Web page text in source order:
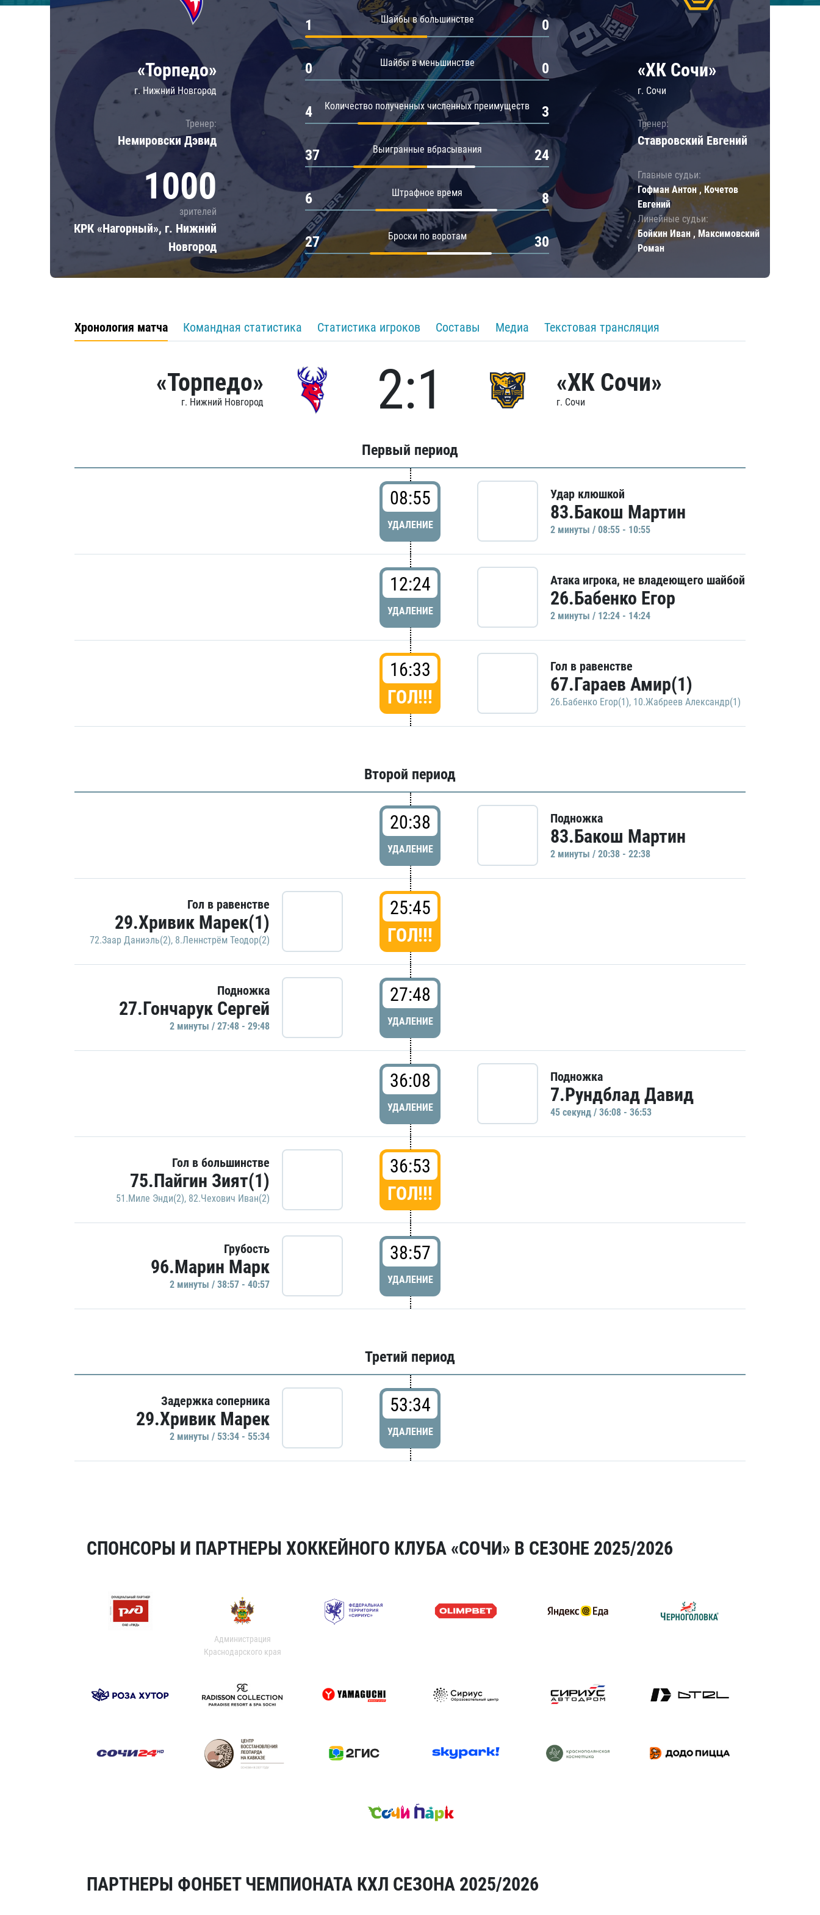
Локомотив
Северсталь
Шанхайские Драконы
Салават Юлаев
Сибирь
«Торпедо»
г. Нижний Новгород
Тренер:
Немировски Дэвид
1000
зрителей
КРК «Нагорный», г. Нижний
Новгород
Шайбы в большинстве
1 0
Шайбы в меньшинстве
0 0
Количество полученных численных преимуществ
4 3
Выигранные вбрасывания
37 24
Штрафное время
6 8
Броски по воротам
27 30
«ХК Сочи»
г. Сочи
Тренер:
Ставровский Евгений
Главные судьи:
Гофман Антон , Кочетов
Евгений
Линейные судьи:
Бойкин Иван , Максимовский
Роман
Хронология матча Командная статистика Статистика игроков Составы Медиа Текстовая трансляция
«Торпедо»
г. Нижний Новгород 2:1 «ХК Сочи»
г. Сочи
Первый период
08:55
УДАЛЕНИЕ
Удар клюшкой
83.Бакош Мартин
2 минуты / 08:55 - 10:55
12:24
УДАЛЕНИЕ
Атака игрока, не владеющего шайбой
26.Бабенко Егор
2 минуты / 12:24 - 14:24
16:33
ГОЛ!!!
Гол в равенстве
67.Гараев Амир(1)
26.Бабенко Егор(1), 10.Жабреев Александр(1)
Второй период
20:38
УДАЛЕНИЕ
Подножка
83.Бакош Мартин
2 минуты / 20:38 - 22:38
Гол в равенстве
29.Хривик Марек(1)
72.Заар Даниэль(2), 8.Леннстрём Теодор(2)
25:45
ГОЛ!!!
Подножка
27.Гончарук Сергей
2 минуты / 27:48 - 29:48
27:48
УДАЛЕНИЕ
36:08
УДАЛЕНИЕ
Подножка
7.Рундблад Давид
45 секунд / 36:08 - 36:53
Гол в большинстве
75.Пайгин Зият(1)
51.Миле Энди(2), 82.Чехович Иван(2)
36:53
ГОЛ!!!
Грубость
96.Марин Марк
2 минуты / 38:57 - 40:57
38:57
УДАЛЕНИЕ
Третий период
Задержка соперника
29.Хривик Марек
2 минуты / 53:34 - 55:34
53:34
УДАЛЕНИЕ
СПОНСОРЫ И ПАРТНЕРЫ ХОККЕЙНОГО КЛУБА «СОЧИ» В СЕЗОНЕ 2025/2026
Администрация
Краснодарского края
ПАРТНЕРЫ ФОНБЕТ ЧЕМПИОНАТА КХЛ СЕЗОНА 2025/2026